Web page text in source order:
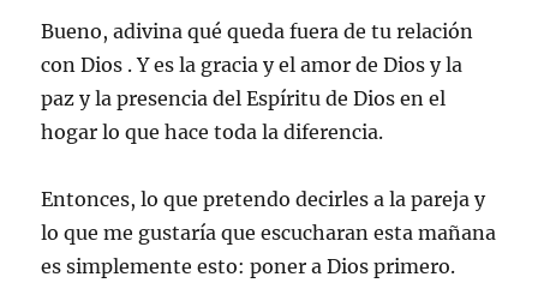
Bueno, adivina qué queda fuera de tu relación
con Dios . Y es la gracia y el amor de Dios y la
paz y la presencia del Espíritu de Dios en el
hogar lo que hace toda la diferencia.
Entonces, lo que pretendo decirles a la pareja y
lo que me gustaría que escucharan esta mañana
es simplemente esto: poner a Dios primero.